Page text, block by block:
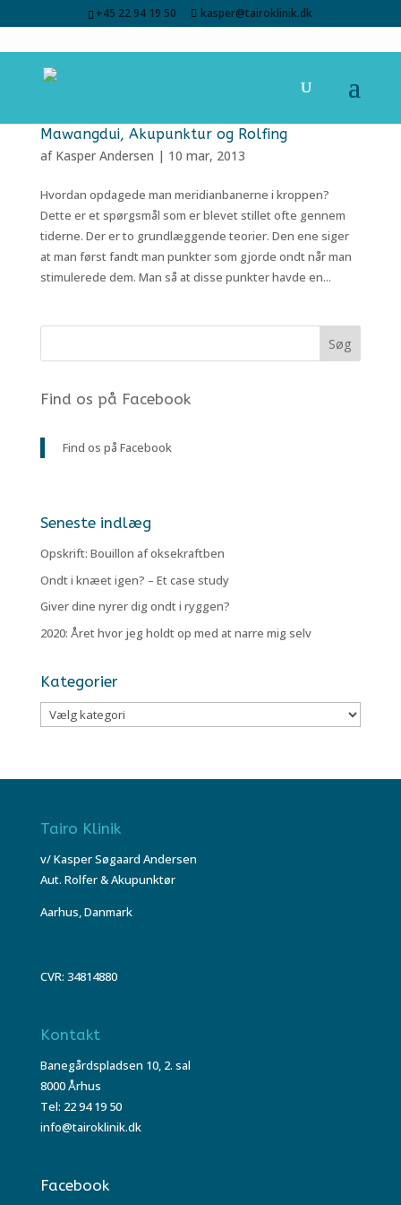
+45 22 94 19 50 kasper@tairoklinik.dk
Mawangdui, Akupunktur og Rolfing
af Kasper Andersen | 10 mar, 2013
Hvordan opdagede man meridianbanerne i kroppen?
Dette er et spørgsmål som er blevet stillet ofte gennem
tiderne. Der er to grundlæggende teorier. Den ene siger
at man først fandt man punkter som gjorde ondt når man
stimulerede dem. Man så at disse punkter havde en...
Find os på Facebook
Find os på Facebook
Seneste indlæg
Opskrift: Bouillon af oksekraftben
Ondt i knæet igen? – Et case study
Giver dine nyrer dig ondt i ryggen?
2020: Året hvor jeg holdt op med at narre mig selv
Kategorier
Kategorier
Tairo Klinik
v/ Kasper Søgaard Andersen
Aut. Rolfer & Akupunktør
Aarhus, Danmark
CVR: 34814880
Kontakt
Banegårdspladsen 10, 2. sal
8000 Århus
Tel: 22 94 19 50
info@tairoklinik.dk
Facebook